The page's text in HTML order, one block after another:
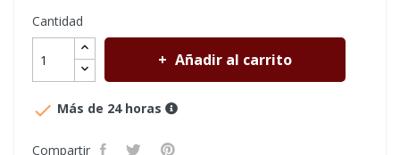
Cantidad
Añadir al carrito
 Más de 24 horas
Compartir